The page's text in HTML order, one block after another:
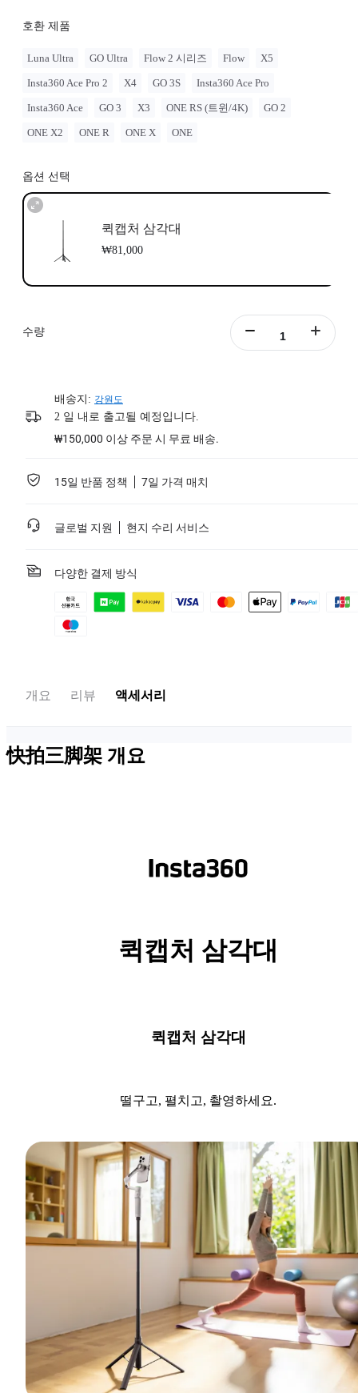
니다.
호환 제품
Luna Ultra GO Ultra Flow 2 시리즈 Flow X5
Insta360 Ace Pro 2 X4 GO 3S Insta360 Ace Pro
Insta360 Ace GO 3 X3 ONE RS (트윈/4K) GO 2
ONE X2 ONE R ONE X ONE
옵션 선택
퀵캡처 삼각대
₩81,000
수량
배송지: 강원도
2 일 내로 출고될 예정입니다.
₩150,000 이상 주문 시 무료 배송.
15일 반품 정책 7일 가격 매치
글로벌 지원 현지 수리 서비스
다양한 결제 방식
개요 리뷰 액세서리
快拍三脚架 개요
퀵캡처 삼각대
퀵캡처 삼각대
떨구고, 펼치고, 촬영하세요.